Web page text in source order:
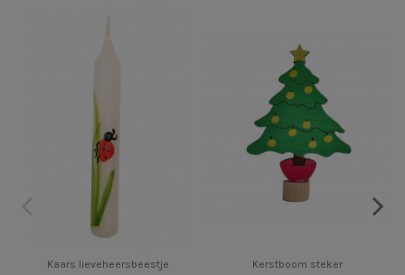
Kaars lieveheersbeestje Kerstboom steker